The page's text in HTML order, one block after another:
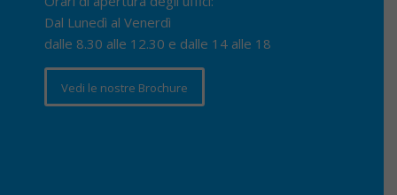
Dal Lunedì al Venerdì
dalle 8.30 alle 12.30 e dalle 14 alle 18
Vedi le nostre Brochure